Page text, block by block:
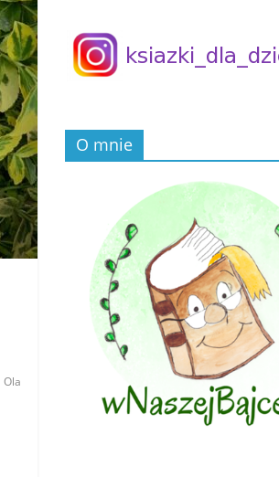
Ola
O mnie